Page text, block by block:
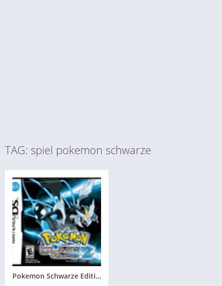
TAG: spiel pokemon schwarze
Pokemon Schwarze Edition 2